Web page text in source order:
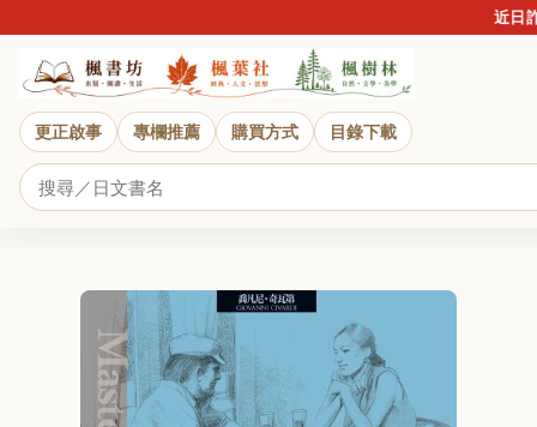
近日詐
更正啟事 專欄推薦 購買方式 目錄下載